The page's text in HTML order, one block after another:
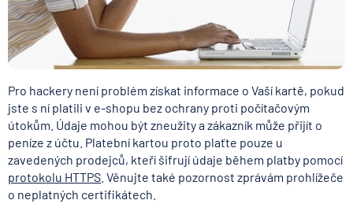
Pro hackery není problém získat informace o Vaší kartě, pokud
jste s ní platili v e-shopu bez ochrany proti počítačovým
útokům. Údaje mohou být zneužity a zákazník může přijít o
peníze z účtu. Platební kartou proto plaťte pouze u
zavedených prodejců, kteří šifrují údaje během platby pomocí
protokolu HTTPS . Věnujte také pozornost zprávám prohlížeče
o neplatných certifikátech.